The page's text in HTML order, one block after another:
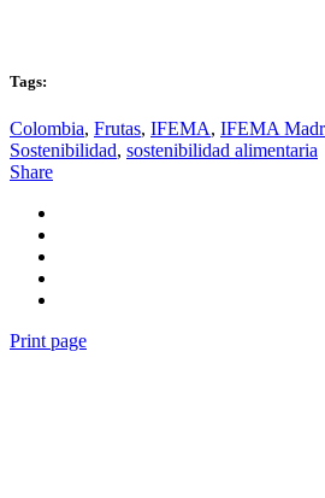
Tags:
Colombia, Frutas, IFEMA, IFEMA
Sostenibilidad, sostenibilidad alimentaria
Share
Print page